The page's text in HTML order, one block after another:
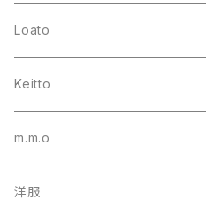
Loato
Keitto
m.m.o
洋服